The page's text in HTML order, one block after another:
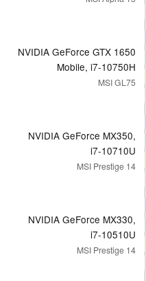
NVIDIA GeForce GTX 1650
Mobile, i7-10750H
MSI GL75
NVIDIA GeForce MX350,
i7-10710U
MSI Prestige 14
NVIDIA GeForce MX330,
i7-10510U
MSI Prestige 14